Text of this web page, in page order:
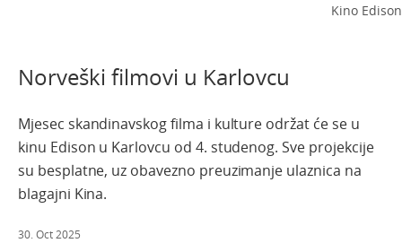
Kino Edison
Norveški filmovi u Karlovcu
Mjesec skandinavskog filma i kulture održat će se u
kinu Edison u Karlovcu od 4. studenog. Sve projekcije
su besplatne, uz obavezno preuzimanje ulaznica na
blagajni Kina.
30. Oct 2025